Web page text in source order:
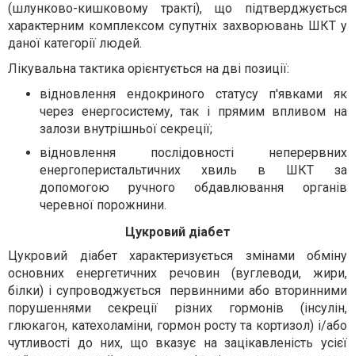
(шлунково-кишковому тракті), що підтверджується
характерним комплексом супутніх захворювань ШКТ у
даної категорії людей.
Лікувальна тактика орієнтується на дві позиції:
відновлення ендокриного статусу п'явками як
через енергосистему, так і прямим впливом на
залози внутрішньої секреції;
відновлення послідовності неперервних
енергоперистальтичних хвиль в ШКТ за
допомогою ручного обдавлювання органів
черевної порожнини.
Цукровий діабет
Цукровий діабет характеризується змінами обміну
основних енергетичних речовин (вуглеводи, жири,
білки) і супроводжується первинними або вторинними
порушеннями секреції різних гормонів (інсулін,
глюкагон, катехоламіни, гормон росту та кортизол) і/або
чутливості до них, що вказує на зацікавленість усієї